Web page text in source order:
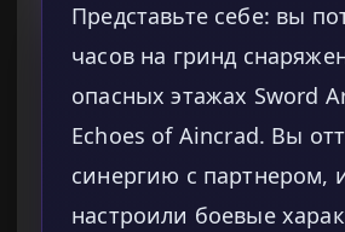
Представьте себе: вы
часов на гринд
опасных этажах Sword
Echoes of Aincrad. Вы
синергию с партнером,
настроили боевые